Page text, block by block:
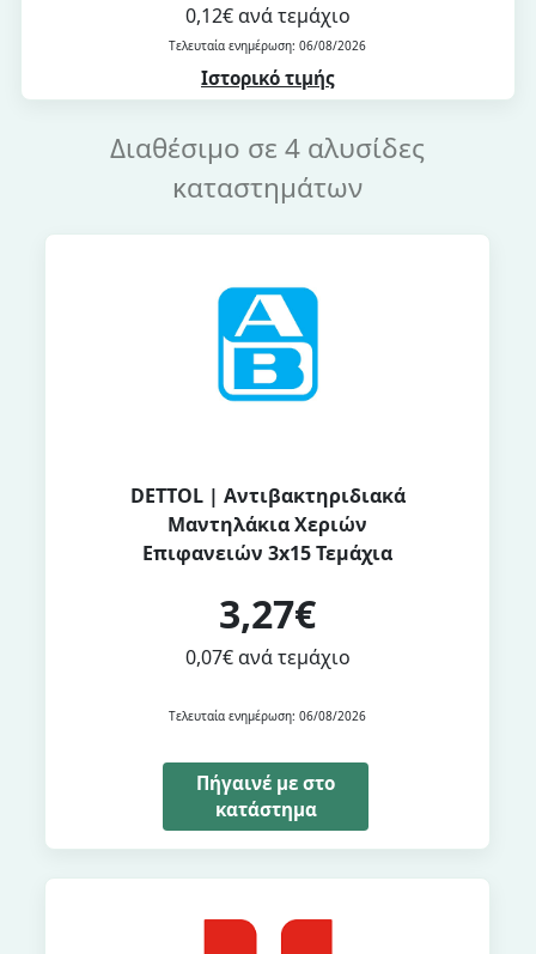
0,12€ ανά τεμάχιο
Τελευταία ενημέρωση: 06/08/2026
Ιστορικό τιμής
Διαθέσιμο σε 4 αλυσίδες
καταστημάτων
DETTOL | Αντιβακτηριδιακά
Μαντηλάκια Χεριών
Επιφανειών 3x15 Τεμάχια
3,27€
0,07€ ανά τεμάχιο
Τελευταία ενημέρωση: 06/08/2026
Πήγαινέ με στο
κατάστημα